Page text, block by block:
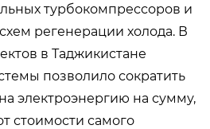
турбокомпрессоров и
регенерации холода. В
в Таджикистане
позволило сократить
электроэнергию на сумму,
стоимости самого